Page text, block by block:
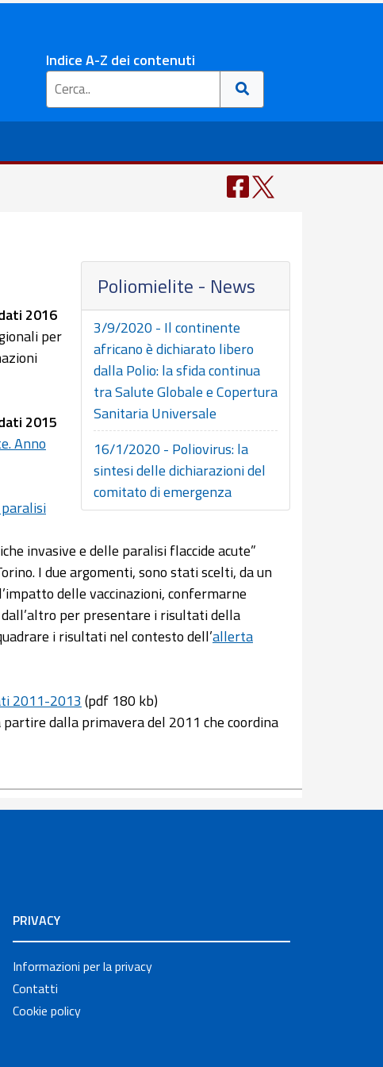
Indice A-Z dei contenuti
Poliomielite - News
3/9/2020 - Il continente
africano è dichiarato libero
dalla Polio: la sfida continua
tra Salute Globale e Copertura
Sanitaria Universale
16/1/2020 - Poliovirus: la
sintesi delle dichiarazioni del
comitato di emergenza
2016
per
2015
Anno
invasive e delle paralisi flaccide acute”
I due argomenti, sono stati scelti, da un
delle vaccinazioni, confermarne
per presentare i risultati della
i risultati nel contesto dell’allerta
2011-2013 (pdf 180 kb)
dalla primavera del 2011 che coordina
PRIVACY
Informazioni per la privacy
Contatti
Cookie policy